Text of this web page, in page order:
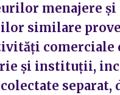
menajere și
similare
comerciale
și instituții,
separat,